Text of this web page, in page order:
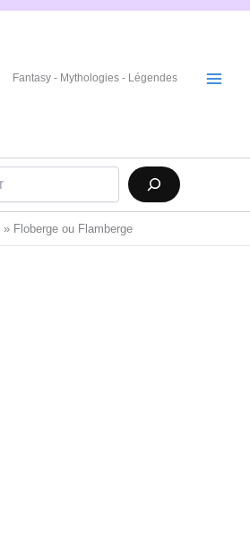
Fantasy - Mythologies - Légendes
» Floberge ou Flamberge